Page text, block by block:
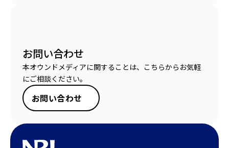
お問い合わせ
本オウンドメディアに関することは、こちらからお気軽
にご相談ください。
お問い合わせ